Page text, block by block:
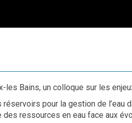
Bains, un colloque sur les
pour la gestion de l’eau
ressources en eau face aux